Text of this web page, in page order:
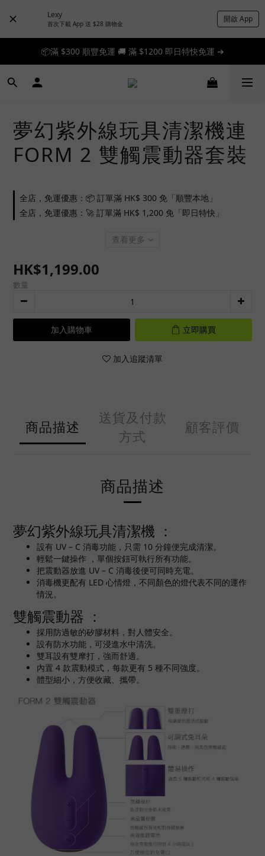
Lexy
首次下載 App 送 $28 購物金 開啟 App
📦滿 $300 順豐免運 🚚 滿 $1200 即日特快免運 ➔
📦滿 $300 順豐免運 🚚 滿 $1200 即日特快免運 ➔
🎉 新人首單享 88 折，快來領券加入！➔
夢幻紫外線玩具清潔機連
FORM 2 雙觸震動器套裝
全店，免運優惠：📦 訂單滿 HK$ 300 免「順豐本地」
全店，免運優惠：🚀 訂單滿 HK$ 1,200 免「即日特快」
查看更多
HK$1,199.00
數量
加入購物車 立即購買
加入追蹤清單
商品描述
送貨及付款
方式
顧客評價
商品描述
夢幻紫外線玩具清潔機 ：
設有 UV – C 消毒功能，只需 10 分鐘便完成清潔。
輕鬆一鍵操作 ，單個按鈕可執行所有功能。
把震動器放進 UV – C 消毒後便可同時充電。
消毒機更配有 LED 心情燈，不同顏色的燈代表不同的運作
情況。
雙觸震動器 ：
採用防過敏的矽膠材料，對人體安全。
設有防水功能，可浸進水中清洗。
雙耳設有雙摩打，強而舒適。
內置 4 款震動模式，每款更有 5 種不同強度。
體型細小，方便收藏、攜帶。